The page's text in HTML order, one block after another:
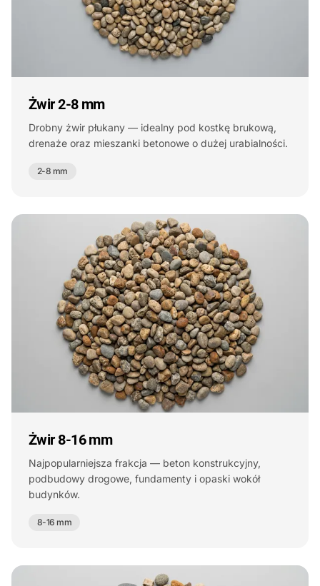
Żwir 2-8 mm
Drobny żwir płukany — idealny pod kostkę brukową,
drenaże oraz mieszanki betonowe o dużej urabialności.
2-8 mm
Żwir 8-16 mm
Najpopularniejsza frakcja — beton konstrukcyjny,
podbudowy drogowe, fundamenty i opaski wokół
budynków.
8-16 mm